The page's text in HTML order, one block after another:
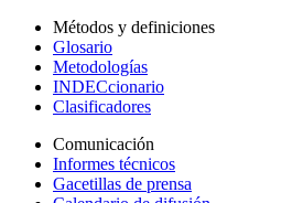
Métodos y definiciones
Glosario
Metodologías
INDECcionario
Clasificadores
Comunicación
Informes técnicos
Gacetillas de prensa